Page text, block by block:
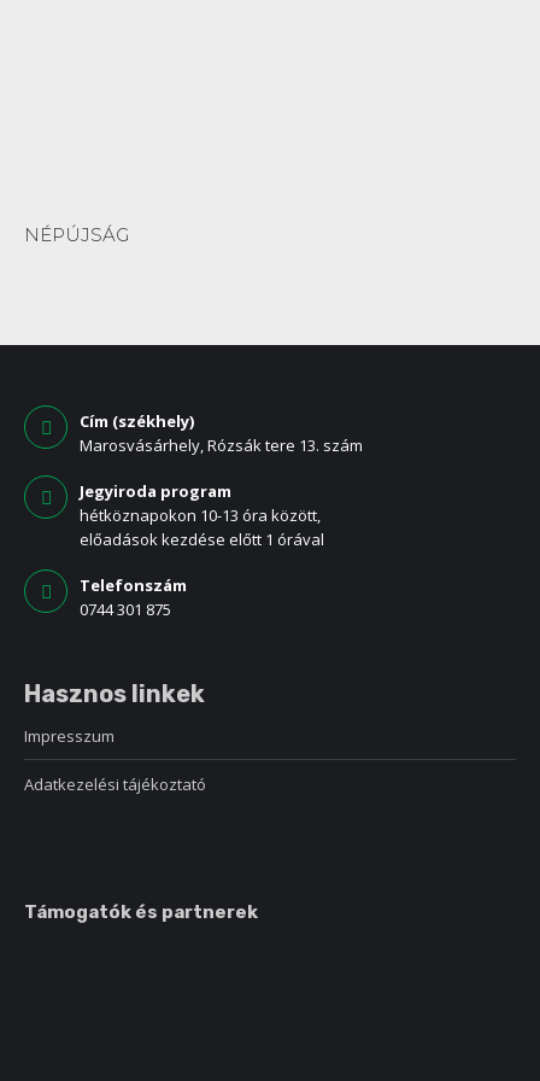
NÉPÚJSÁG
Cím (székhely)
Marosvásárhely, Rózsák tere 13. szám
Jegyiroda program
hétköznapokon 10-13 óra között,
előadások kezdése előtt 1 órával
Telefonszám
0744 301 875
Hasznos linkek
Impresszum
Adatkezelési tájékoztató
Támogatók és partnerek